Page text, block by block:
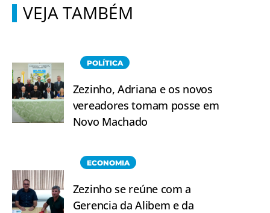
VEJA TAMBÉM
POLÍTICA
Zezinho, Adriana e os novos
vereadores tomam posse em
Novo Machado
ECONOMIA
Zezinho se reúne com a
Gerencia da Alibem e da